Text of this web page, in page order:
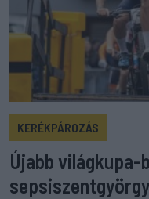
KERÉKPÁROZÁS
Újabb